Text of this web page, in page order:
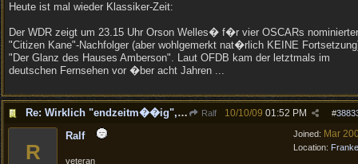
Heute ist mal wieder Klassiker-Zeit:
Der WDR zeigt um 23.15 Uhr Orson Welles� f�r vier OSCARs
"Citizen Kane"-Nachfolger (aber wohlgemerkt nat�rlich KEINE
"Der Glanz des Hauses Amberson". Laut OFDB kam der letztmals im
deutschen Fernsehen vor �ber acht Jahren ...
Re: Wirklich "endzeitm��ig", oder was?! Ralf #
10/10/09 01:52 PM
Joined: Mar
Location:
R
Ralf
veteran